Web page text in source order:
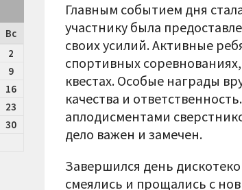
Главным событием дня
участнику была
своих усилий. Активные
спортивных
квестах. Особые награды
качества и
аплодисментами
дело важен и замечен.
Завершился день
смеялись и прощались с
Вс
2
9
16
23
30